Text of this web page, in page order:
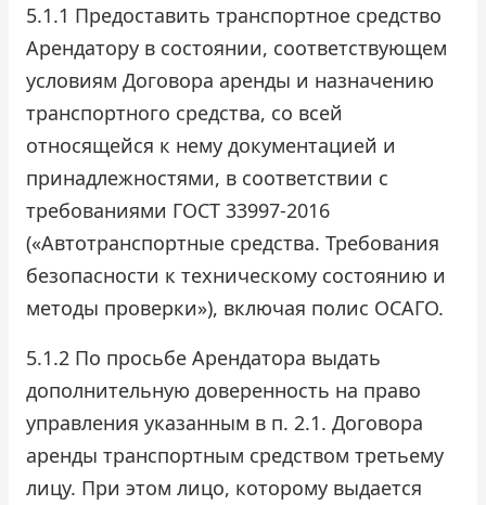
5.1.1 Предоставить транспортное средство
Арендатору в состоянии, соответствующем
условиям Договора аренды и назначению
транспортного средства, со всей
относящейся к нему документацией и
принадлежностями, в соответствии с
требованиями ГОСТ 33997-2016
(«Автотранспортные средства. Требования
безопасности к техническому состоянию и
методы проверки»), включая полис ОСАГО.
5.1.2 По просьбе Арендатора выдать
дополнительную доверенность на право
управления указанным в п. 2.1. Договора
аренды транспортным средством третьему
лицу. При этом лицо, которому выдается